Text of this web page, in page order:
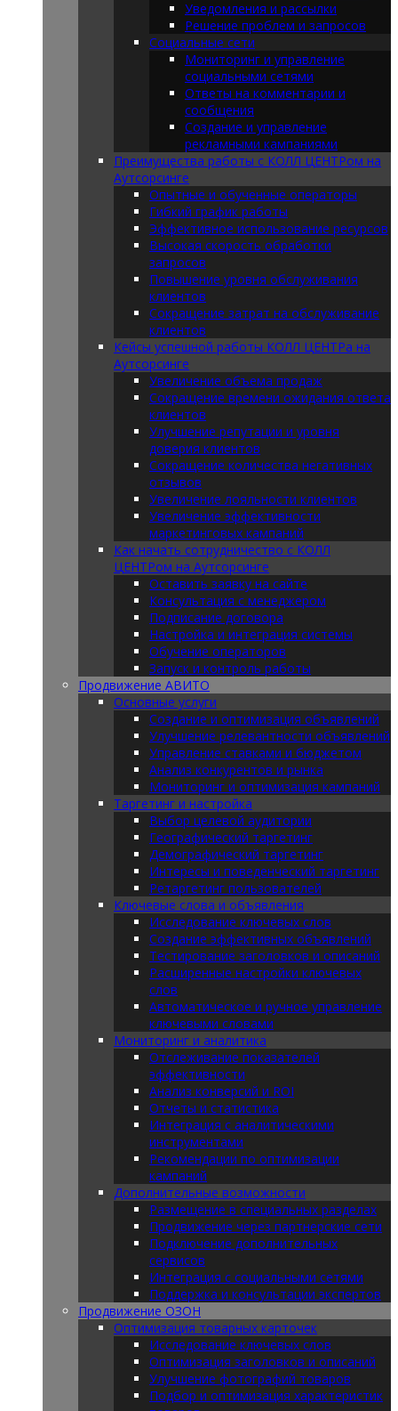
Уведомления и рассылки
Решение проблем и запросов
Социальные сети
Мониторинг и управление
социальными сетями
Ответы на комментарии и
сообщения
Создание и управление
рекламными кампаниями
Преимущества работы с КОЛЛ ЦЕНТРом на
Аутсорсинге
Опытные и обученные операторы
Гибкий график работы
Эффективное использование ресурсов
Высокая скорость обработки
запросов
Повышение уровня обслуживания
клиентов
Сокращение затрат на обслуживание
клиентов
Кейсы успешной работы КОЛЛ ЦЕНТРа на
Аутсорсинге
Увеличение объема продаж
Сокращение времени ожидания ответа
клиентов
Улучшение репутации и уровня
доверия клиентов
Сокращение количества негативных
отзывов
Увеличение лояльности клиентов
Увеличение эффективности
маркетинговых кампаний
Как начать сотрудничество с КОЛЛ
ЦЕНТРом на Аутсорсинге
Оставить заявку на сайте
Консультация с менеджером
Подписание договора
Настройка и интеграция системы
Обучение операторов
Запуск и контроль работы
Продвижение АВИТО
Основные услуги
Создание и оптимизация объявлений
Улучшение релевантности объявлений
Управление ставками и бюджетом
Анализ конкурентов и рынка
Мониторинг и оптимизация кампаний
Таргетинг и настройка
Выбор целевой аудитории
Географический таргетинг
Демографический таргетинг
Интересы и поведенческий таргетинг
Ретаргетинг пользователей
Ключевые слова и объявления
Исследование ключевых слов
Создание эффективных объявлений
Тестирование заголовков и описаний
Расширенные настройки ключевых
слов
Автоматическое и ручное управление
ключевыми словами
Мониторинг и аналитика
Отслеживание показателей
эффективности
Анализ конверсий и ROI
Отчеты и статистика
Интеграция с аналитическими
инструментами
Рекомендации по оптимизации
кампаний
Дополнительные возможности
Размещение в специальных разделах
Продвижение через партнерские сети
Подключение дополнительных
сервисов
Интеграция с социальными сетями
Поддержка и консультации экспертов
Продвижение ОЗОН
Оптимизация товарных карточек
Исследование ключевых слов
Оптимизация заголовков и описаний
Улучшение фотографий товаров
Подбор и оптимизация характеристик